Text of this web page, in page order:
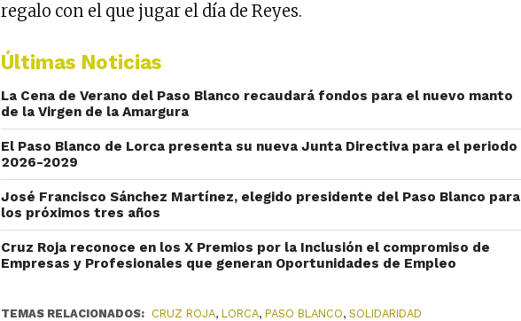
regalo con el que jugar el día de Reyes.
Últimas Noticias
La Cena de Verano del Paso Blanco recaudará fondos para el nuevo manto
de la Virgen de la Amargura
El Paso Blanco de Lorca presenta su nueva Junta Directiva para el periodo
2026-2029
José Francisco Sánchez Martínez, elegido presidente del Paso Blanco para
los próximos tres años
Cruz Roja reconoce en los X Premios por la Inclusión el compromiso de
Empresas y Profesionales que generan Oportunidades de Empleo
TEMAS RELACIONADOS: CRUZ ROJA,LORCA,PASO BLANCO,SOLIDARIDAD